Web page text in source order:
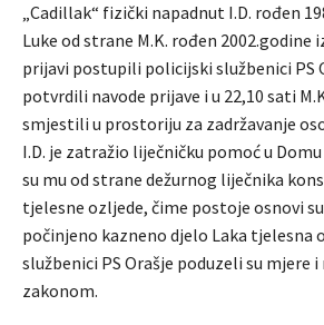
„Cadillak“ fizički napadnut I.D. rođen
Luke od strane M.K. rođen 2002.godine
prijavi postupili policijski službenici PS
potvrdili navode prijave i u 22,10 sati
smjestili u prostoriju za zadržavanje
I.D. je zatražio liječničku pomoć u
su mu od strane dežurnog liječnika
tjelesne ozljede, čime postoje osnovi
počinjeno kazneno djelo Laka tjelesna
službenici PS Orašje poduzeli su mjere
zakonom.